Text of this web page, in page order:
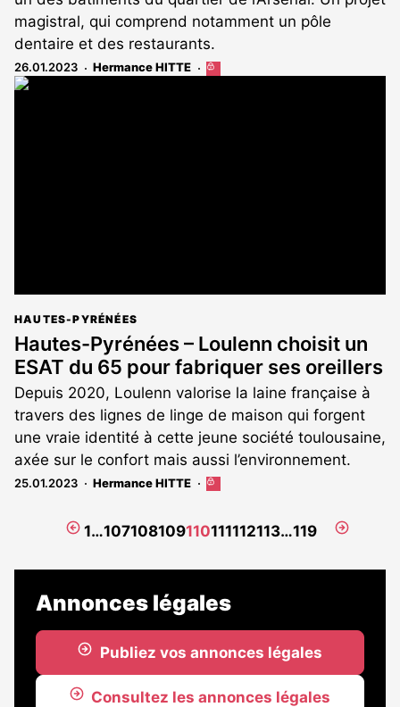
magistral, qui comprend notamment un pôle
dentaire et des restaurants.
26.01.2023 Hermance HITTE
Cet
HAUTES-PYRÉNÉES
Hautes-Pyrénées – Loulenn choisit un
ESAT du 65 pour fabriquer ses oreillers
Depuis 2020, Loulenn valorise la laine française à
travers des lignes de linge de maison qui forgent
une vraie identité à cette jeune société toulousaine,
axée sur le confort mais aussi l’environnement.
25.01.2023 Hermance HITTE
Cet
réservé
abonnés
Page
1…107108109110111112113…119
Page
Annonces légales
Publiez vos annonces légales
Consultez les annonces légales